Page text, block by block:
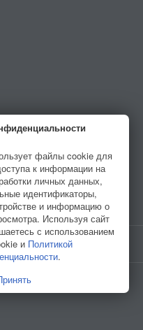
вHELLO WORLD
файлы cookie для
к информации на
личных данных,
идентификаторы,
и информацию о
Используя сайт
с использованием
и Политикой
.